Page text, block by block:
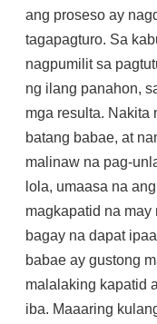
ang proseso ay
tagapagturo. Sa
nagpumilit sa
ng ilang panahon,
mga resulta. Nakita
batang babae, at
malinaw na pag-
lola, umaasa na
magkapatid na
bagay na dapat
babae ay gustong
malalaking kapatid
iba. Maaaring